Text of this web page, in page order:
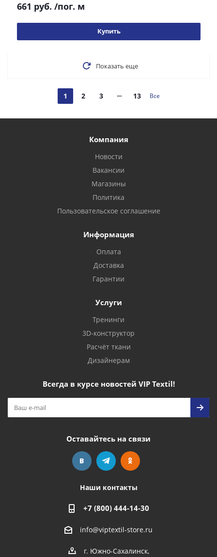
661 руб. /пог. м
Купить
Показать еще
1 2 3 13 Все
Компания
Новости
Вакансии
Магазины
Политика
Пользовательское соглашение
Информация
Оплата
Доставка
Гарантии
Услуги
Тренинги
3D-конструктор
Расчёт ткани
Дизайнерам
Всегда в курсе новостей VIP Textil!
Оставайтесь на связи
Наши контакты
+7 (800) 444-14-30
info@viptextil-store.ru
г. Южно-Сахалинск,